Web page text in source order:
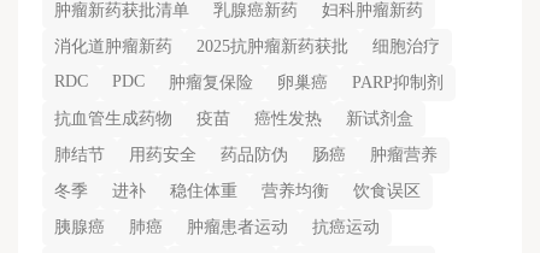
肿瘤新药获批清单
乳腺癌新药
妇科肿瘤新药
消化道肿瘤新药
2025抗肿瘤新药获批
细胞治疗
RDC
PDC 肿瘤复保险 卵巢癌
PARP抑制剂
抗血管生成药物
疫苗 癌性发热
新试剂盒
肺结节
用药安全 药品防伪 肠癌
肿瘤营养
冬季
进补 稳住体重 营养均衡
饮食误区
胰腺癌
肺癌 肿瘤患者运动
抗癌运动